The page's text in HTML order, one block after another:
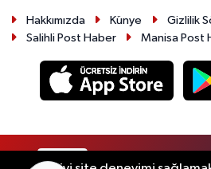
Hakkımızda Künye Gizlilik
Salihli Post Haber
Manisa Post
RSS Copyright ©